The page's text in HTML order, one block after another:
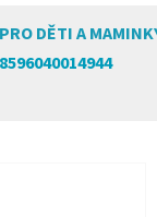
PRO DĚTI A
8596040014944